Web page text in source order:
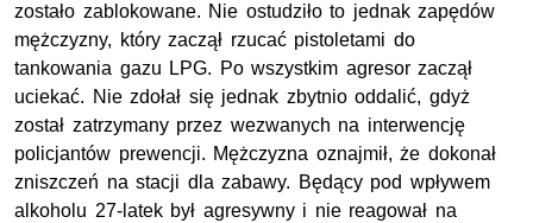
zostało zablokowane. Nie ostudziło to jednak zapędów
mężczyzny, który zaczął rzucać pistoletami do
tankowania gazu LPG. Po wszystkim agresor zaczął
uciekać. Nie zdołał się jednak zbytnio oddalić, gdyż
został zatrzymany przez wezwanych na interwencję
policjantów prewencji. Mężczyzna oznajmił, że dokonał
zniszczeń na stacji dla zabawy. Będący pod wpływem
alkoholu 27-latek był agresywny i nie reagował na